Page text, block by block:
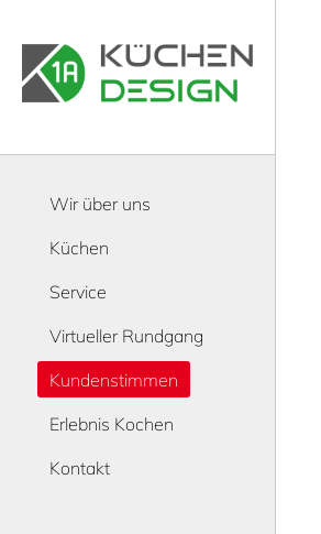
Wir über uns
Küchen
Service
Virtueller Rundgang
Kundenstimmen
Erlebnis Kochen
Kontakt